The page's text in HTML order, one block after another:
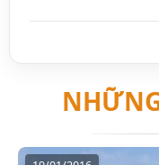
của khách
Thực hiện
của cấp trên.
Chịu trách